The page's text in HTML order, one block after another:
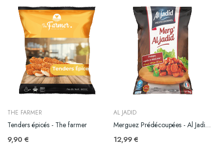
THE FARMER
Tenders épicés - The farmer
9,90 €
AL JADID
Merguez Prédécoupées - Al Jadid - AVS - 1kg
12,99 €